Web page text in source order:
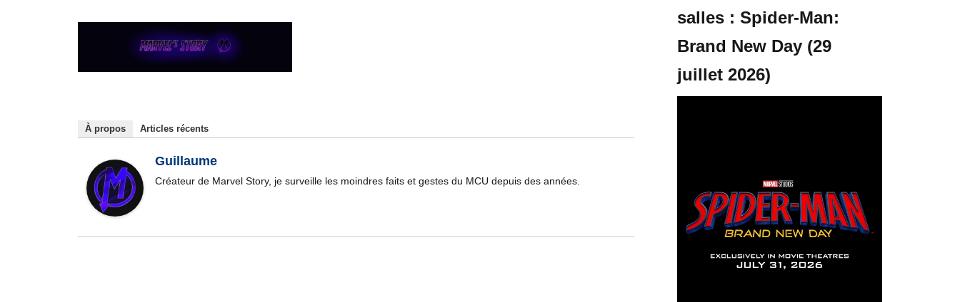
À propos Articles récents
Guillaume
Créateur de Marvel Story, je surveille les moindres faits et gestes du MCU depuis des années.
salles : Spider-Man:
Brand New Day (29
juillet 2026)